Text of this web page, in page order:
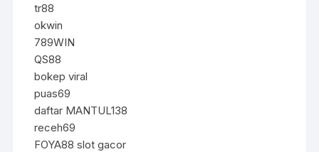
tr88
okwin
789WIN
QS88
bokep viral
puas69
daftar MANTUL138
receh69
FOYA88 slot gacor